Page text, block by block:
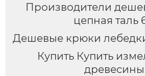
Производители
цепная таль
Дешевые крюки
Купить Купить
древесины